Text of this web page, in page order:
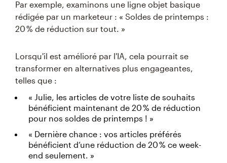
Par exemple, examinons une ligne objet basique
rédigée par un marketeur : « Soldes de printemps :
20 % de réduction sur tout. »
Lorsqu'il est amélioré par l'IA, cela pourrait se
transformer en alternatives plus engageantes,
telles que :
« Julie, les articles de votre liste de souhaits
bénéficient maintenant de 20 % de réduction
pour nos soldes de printemps ! »
« Dernière chance : vos articles préférés
bénéficient d’une réduction de 20 % ce week-
end seulement. »